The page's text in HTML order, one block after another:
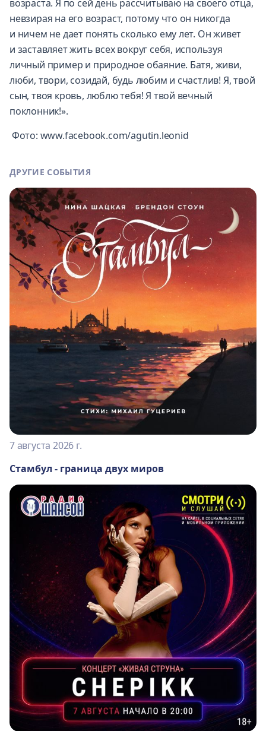
возраста. Я по сей день рассчитываю на своего отца,
невзирая на его возраст, потому что он никогда
и ничем не дает понять сколько ему лет. Он живет
и заставляет жить всех вокруг себя, используя
личный пример и природное обаяние. Батя, живи,
люби, твори, созидай, будь любим и счастлив! Я, твой
сын, твоя кровь, люблю тебя! Я твой вечный
поклонник!».
Фото: www.facebook.com/agutin.leonid
ДРУГИЕ СОБЫТИЯ
7 августа 2026 г.
Стамбул - граница двух миров